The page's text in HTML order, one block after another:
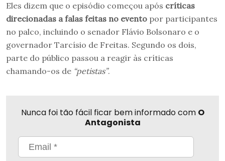
Eles dizem que o episódio começou após críticas
direcionadas a falas feitas no evento por participantes
no palco, incluindo o senador Flávio Bolsonaro e o
governador Tarcísio de Freitas. Segundo os dois,
parte do público passou a reagir às críticas
chamando-os de “petistas”.
Nunca foi tão fácil ficar bem informado com O
Antagonista